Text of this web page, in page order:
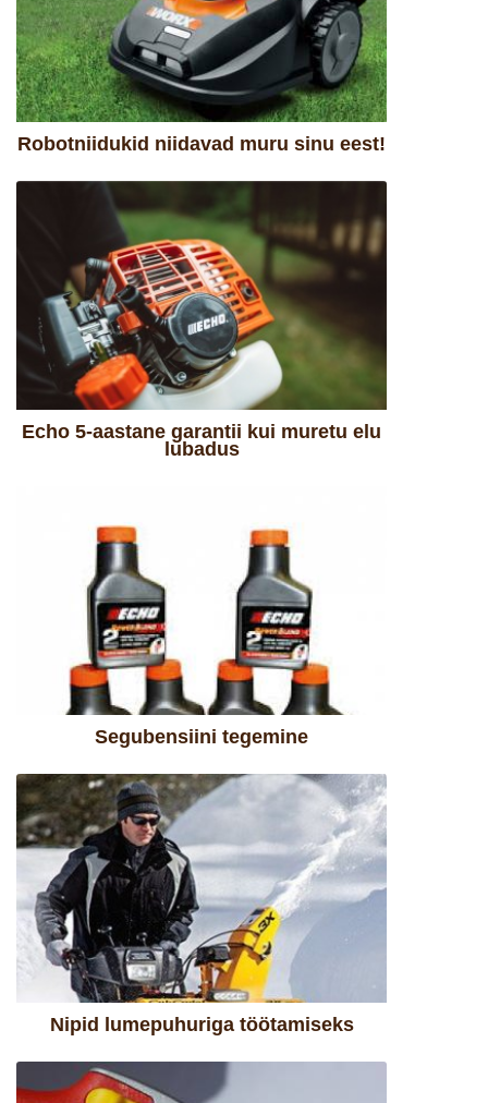
Robotniidukid niidavad muru sinu eest!
Echo 5-aastane garantii kui muretu elu
lubadus
Segubensiini tegemine
Nipid lumepuhuriga töötamiseks